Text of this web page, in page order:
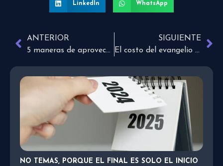
LinkedIn WhatsApp
ANTERIOR
5 maneras de aprovechar tu tiempo al máximo
SIGUIENTE
El costo del evangelio desafía sus beneficios
NO TEMAS, PORQUE EL FINAL ES SOLO EL INICIO